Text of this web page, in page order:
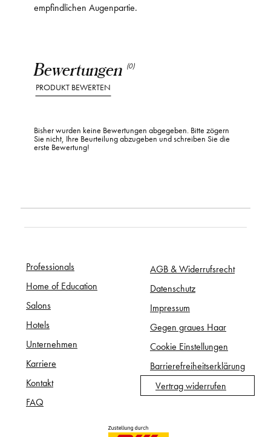
Bewertungen (0)
PRODUKT BEWERTEN
Bisher wurden keine Bewertungen abgegeben. Bitte zögern
Sie nicht, Ihre Beurteilung abzugeben und schreiben Sie die
erste Bewertung!
empfindlichen Augenpartie.
Professionals
Home of Education
Salons
Hotels
Unternehmen
Karriere
Kontakt
FAQ
AGB & Widerrufsrecht
Datenschutz
Impressum
Gegen graues Haar
Cookie Einstellungen
Barrierefreiheitserklärung
Vertrag widerrufen